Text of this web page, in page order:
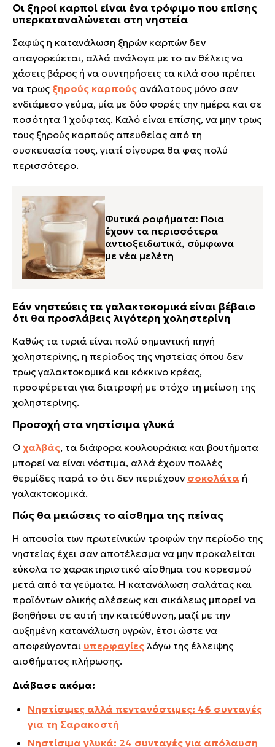
Οι ξηροί καρποί είναι ένα τρόφιμο που επίσης
υπερκαταναλώνεται στη νηστεία
Σαφώς η κατανάλωση ξηρών καρπών δεν
απαγορεύεται, αλλά ανάλογα με το αν θέλεις να
χάσεις βάρος ή να συντηρήσεις τα κιλά σου πρέπει
να τρως ξηρούς καρπούς ανάλατους μόνο σαν
ενδιάμεσο γεύμα, μία με δύο φορές την ημέρα και σε
ποσότητα 1 χούφτας. Καλό είναι επίσης, να μην τρως
τους ξηρούς καρπούς απευθείας από τη
συσκευασία τους, γιατί σίγουρα θα φας πολύ
περισσότερο.
Φυτικά ροφήματα: Ποια
έχουν τα περισσότερα
αντιοξειδωτικά, σύμφωνα
με νέα μελέτη
Εάν νηστεύεις τα γαλακτοκομικά είναι βέβαιο
ότι θα προσλάβεις λιγότερη χοληστερίνη
Καθώς τα τυριά είναι πολύ σημαντική πηγή
χοληστερίνης, η περίοδος της νηστείας όπου δεν
τρως γαλακτοκομικά και κόκκινο κρέας,
προσφέρεται για διατροφή με στόχο τη μείωση της
χοληστερίνης.
Προσοχή στα νηστίσιμα γλυκά
Ο χαλβάς, τα διάφορα κουλουράκια και βουτήματα
μπορεί να είναι νόστιμα, αλλά έχουν πολλές
θερμίδες παρά το ότι δεν περιέχουν σοκολάτα ή
γαλακτοκομικά.
Πώς θα μειώσεις το αίσθημα της πείνας
Η απουσία των πρωτεϊνικών τροφών την περίοδο της
νηστείας έχει σαν αποτέλεσμα να μην προκαλείται
εύκολα το χαρακτηριστικό αίσθημα του κορεσμού
μετά από τα γεύματα. Η κατανάλωση σαλάτας και
προϊόντων ολικής αλέσεως και σικάλεως μπορεί να
βοηθήσει σε αυτή την κατεύθυνση, μαζί με την
αυξημένη κατανάλωση υγρών, έτσι ώστε να
αποφεύγονται υπερφαγίες λόγω της έλλειψης
αισθήματος πλήρωσης.
Διάβασε ακόμα:
Νηστίσιμες αλλά πεντανόστιμες: 46 συνταγές
για τη Σαρακοστή
Νηστίσιμα γλυκά: 24 συνταγές για απόλαυση